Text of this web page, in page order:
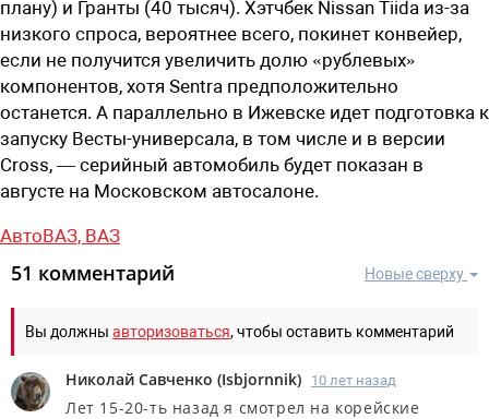
плану) и Гранты (40 тысяч). Хэтчбек Nissan Tiida из-за
низкого спроса, вероятнее всего, покинет конвейер,
если не получится увеличить долю «рублевых»
компонентов, хотя Sentra предположительно
останется. А параллельно в Ижевске идет подготовка к
запуску Весты-универсала, в том числе и в версии
Cross, — серийный автомобиль будет показан в
августе на Московском автосалоне.
АвтоВАЗ, ВАЗ
Новые сверху
51 комментарий
Вы должны авторизоваться, чтобы оставить комментарий
Николай Савченко (Isbjornnik) 10 лет назад
Лет 15-20-ть назад я смотрел на корейские